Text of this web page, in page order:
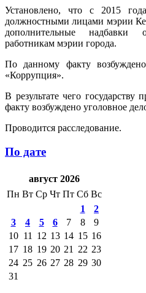
Установлено, что с 2015
должностными лицами мэрии
дополнительные надбавки
работникам мэрии города.
По данному факту
«Коррупция».
В результате чего
факту возбуждено уголовное
Проводится расследование.
По дате
август 2026
Пн Вт Ср Чт Пт Сб Вс
1
2
3
4 5 6 7 8
9
10 11 12 13 14 15 16
17 18 19 20 21 22 23
24 25 26 27 28 29 30
31